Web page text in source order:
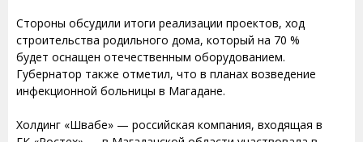
Стороны обсудили итоги реализации проектов, ход
строительства родильного дома, который на 70 %
будет оснащен отечественным оборудованием.
Губернатор также отметил, что в планах возведение
инфекционной больницы в Магадане.
Холдинг «Швабе» — российская компания, входящая в